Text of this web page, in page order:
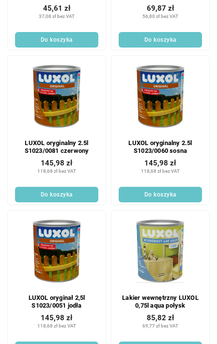
37,08 zł bez VAT
45,61 zł
Do koszyka
56,80 zł bez VAT
69,87 zł
Do koszyka
LUXOL oryginalny 2.5l
S1023/0081 czerwony
118,68 zł bez VAT
145,98 zł
Do koszyka
LUXOL oryginalny 2.5l
S1023/0060 sosna
118,68 zł bez VAT
145,98 zł
Do koszyka
LUXOL oryginał 2,5l
S1023/0051 jodła
118,68 zł bez VAT
145,98 zł
Lakier wewnętrzny LUXOL
0,75l aqua połysk
69,77 zł bez VAT
85,82 zł